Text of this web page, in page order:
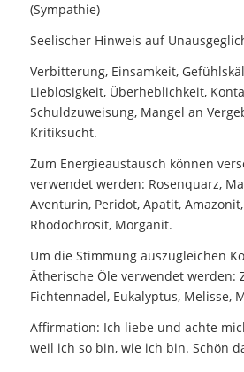
(Sympathie)
Seelischer Hinweis auf
Verbitterung, Einsamkeit,
Lieblosigkeit, Überheblichkeit,
Schuldzuweisung, Mangel an
Kritiksucht.
Zum Energieaustausch können
verwendet werden: Rosenquarz,
Aventurin, Peridot, Apatit,
Rhodochrosit, Morganit.
Um die Stimmung auszugleichen
Ätherische Öle verwendet werden:
Fichtennadel, Eukalyptus, Melisse,
Affirmation: Ich liebe und achte
weil ich so bin, wie ich bin. Schön